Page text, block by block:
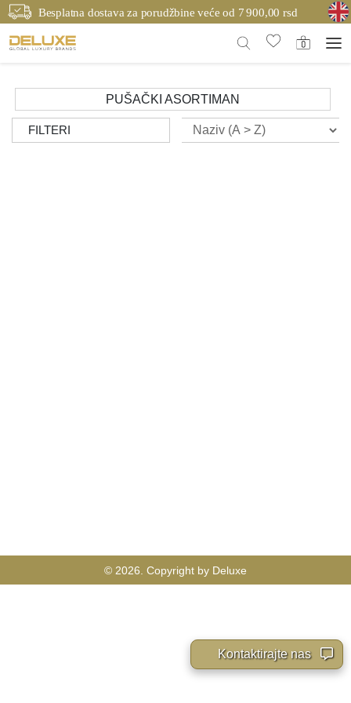
Besplatna dostava za porudžbine veće od 7 900,00 rsd
PUŠAČKI ASORTIMAN
FILTERI
© 2026. Copyright by Deluxe
Kontaktirajte nas